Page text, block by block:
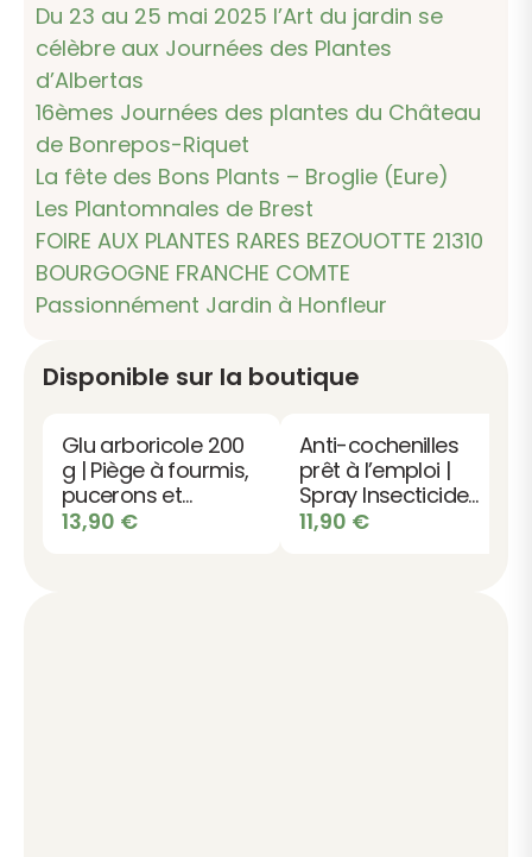
Du 23 au 25 mai 2025 l’Art du jardin se
célèbre aux Journées des Plantes
d’Albertas
16èmes Journées des plantes du Château
de Bonrepos-Riquet
La fête des Bons Plants – Broglie (Eure)
Les Plantomnales de Brest
FOIRE AUX PLANTES RARES BEZOUOTTE 21310
BOURGOGNE FRANCHE COMTE
Passionnément Jardin à Honfleur
Disponible sur la boutique
Glu arboricole 200
g | Piège à fourmis,
pucerons et
chenilles
13,90 €
Anti-cochenilles
prêt à l’emploi |
Spray Insecticide
choc
11,90 €